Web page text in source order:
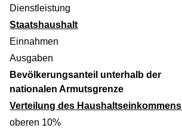
Dienstleistung
Staatshaushalt
Einnahmen
Ausgaben
Bevölkerungsanteil unterhalb der
nationalen Armutsgrenze
Verteilung des Haushaltseinkommens
oberen 10%